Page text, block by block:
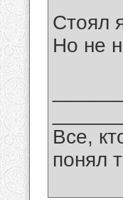
Стоял
Но не
Все,
понял